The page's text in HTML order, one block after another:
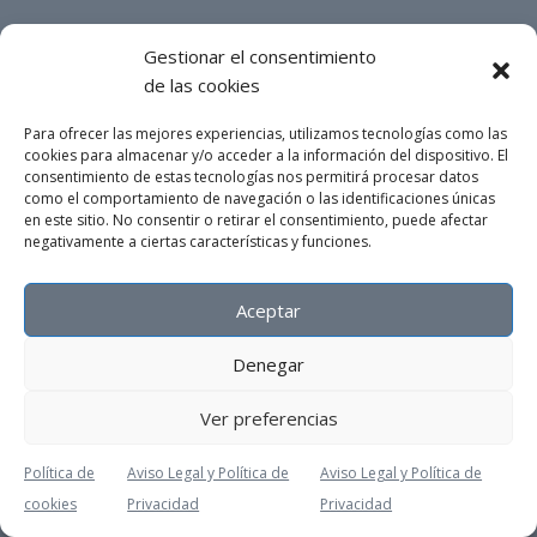
Gestionar el consentimiento
de las cookies
Para ofrecer las mejores experiencias, utilizamos tecnologías como las
cookies para almacenar y/o acceder a la información del dispositivo. El
consentimiento de estas tecnologías nos permitirá procesar datos
como el comportamiento de navegación o las identificaciones únicas
en este sitio. No consentir o retirar el consentimiento, puede afectar
negativamente a ciertas características y funciones.
Aceptar
Denegar
Ver preferencias
Política de
cookies
Aviso Legal y Política de
Privacidad
Aviso Legal y Política de
Privacidad